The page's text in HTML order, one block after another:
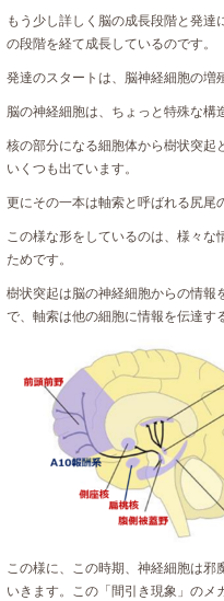
もう少し詳しく脳の成長段階と発
の段階を経て成長しているのです。
発達のスタートは、脳神経細胞の増
脳の神経細胞は、ちょっと特殊な構
核の部分になる細胞体から樹状突起
いくつも出ています。
更にその一本は軸索と呼ばれる尻尾
この様な形をしているのは、様々
ためです。
樹状突起は脳の神経細胞からの情報
で、軸索は他の細胞に情報を伝達す
この様に、この時期、神経細胞は
いきます。この「間引き現象」の